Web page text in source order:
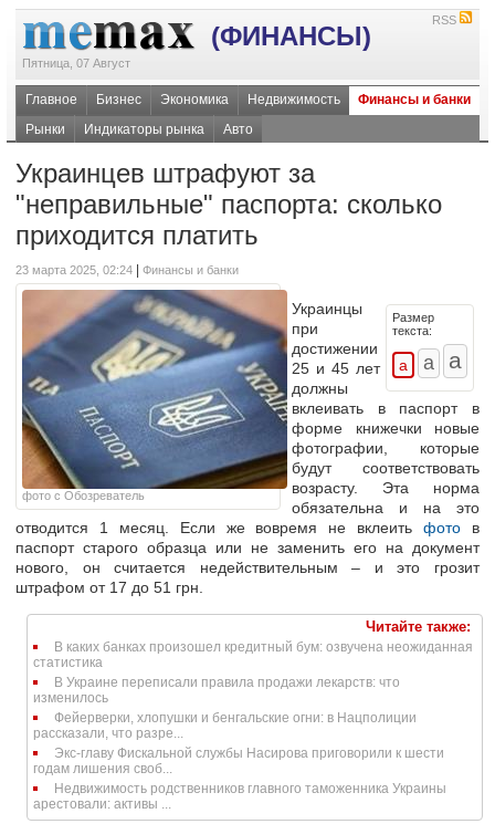
(ФИНАНСЫ)
Пятница, 07 Август
RSS
Главное Бизнес Экономика Недвижимость
Финансы и банки
Рынки
Индикаторы рынка Авто
Украинцев штрафуют за
"неправильные" паспорта: сколько
приходится платить
23 марта 2025, 02:24 Финансы и банки
фото с Обозреватель
Размер
текста:
Украинцы
при
достижении
25 и 45 лет
должны
вклеивать в паспорт в
форме книжечки новые
фотографии, которые
будут соответствовать
возрасту. Эта норма
обязательна и на это
отводится 1 месяц. Если же вовремя не вклеитьфото в
паспорт старого образца или не заменить его на документ
нового, он считается недействительным – и это грозит
штрафом от 17 до 51 грн.
Читайте также:
В каких банках произошел кредитный бум: озвучена неожиданная
статистика
В Украине переписали правила продажи лекарств: что
изменилось
Фейерверки, хлопушки и бенгальские огни: в Нацполиции
рассказали, что разре...
Экс-главу Фискальной службы Насирова приговорили к шести
годам лишения своб...
Недвижимость родственников главного таможенника Украины
арестовали: активы ...